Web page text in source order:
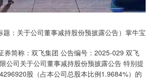
题：关于公司董事减持股份预披露公告）掌牛宝
券简称：双飞集团 公告编号：2025-029 双飞
公司关于公司董事减持股份预披露公告 特别提
股（占本公司总股本比例1.9684%）的